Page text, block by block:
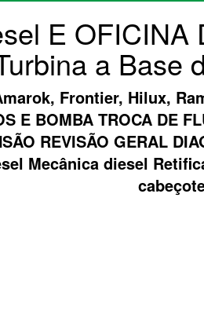
E
a Base
Frontier, Hilux,
E BOMBA TROCA DE
REVISÃO GERAL
Mecânica diesel